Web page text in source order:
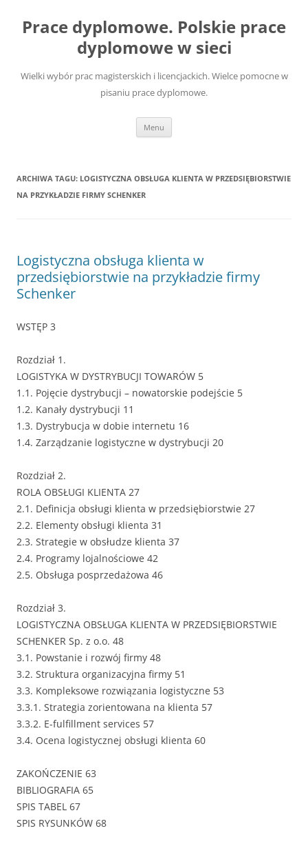
treści
Prace dyplomowe. Polskie prace
dyplomowe w sieci
Wielki wybór prac magisterskich i licencjackich. Wielce pomocne w
pisaniu prace dyplomowe.
Menu
ARCHIWA TAGU: LOGISTYCZNA OBSŁUGA KLIENTA W PRZEDSIĘBIORSTWIE
NA PRZYKŁADZIE FIRMY SCHENKER
Logistyczna obsługa klienta w
przedsiębiorstwie na przykładzie firmy
Schenker
WSTĘP 3
Rozdział 1.
LOGISTYKA W DYSTRYBUCJI TOWARÓW 5
1.1. Pojęcie dystrybucji – nowatorskie podejście 5
1.2. Kanały dystrybucji 11
1.3. Dystrybucja w dobie internetu 16
1.4. Zarządzanie logistyczne w dystrybucji 20
Rozdział 2.
ROLA OBSŁUGI KLIENTA 27
2.1. Definicja obsługi klienta w przedsiębiorstwie 27
2.2. Elementy obsługi klienta 31
2.3. Strategie w obsłudze klienta 37
2.4. Programy lojalnościowe 42
2.5. Obsługa posprzedażowa 46
Rozdział 3.
LOGISTYCZNA OBSŁUGA KLIENTA W PRZEDSIĘBIORSTWIE
SCHENKER Sp. z o.o. 48
3.1. Powstanie i rozwój firmy 48
3.2. Struktura organizacyjna firmy 51
3.3. Kompleksowe rozwiązania logistyczne 53
3.3.1. Strategia zorientowana na klienta 57
3.3.2. E-fulfillment services 57
3.4. Ocena logistycznej obsługi klienta 60
ZAKOŃCZENIE 63
BIBLIOGRAFIA 65
SPIS TABEL 67
SPIS RYSUNKÓW 68